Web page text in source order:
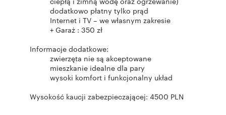
dodatkowo płatny tylko prąd
Internet i TV – we własnym zakresie
+ Garaż : 350 zł
Informacje dodatkowe:
zwierzęta nie są akceptowane
mieszkanie idealne dla pary
wysoki komfort i funkcjonalny układ
Wysokość kaucji zabezpieczającej: 4500 PLN